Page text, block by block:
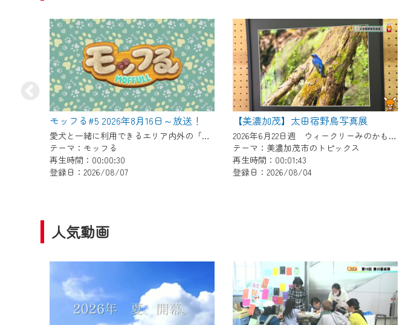
モッフる#5 2026年8月16日～放送！
愛犬と一緒に利用できるエリア内外の「ドッグラン」や「ドッグカフェ」、猫にふれあうことのできる「猫カフェ」などペットと楽しめる施設情報をお届けします。 【放送日時】 （月・水）19:00～ （火・木）6:30～ （土）18:00～ （日）9:00～
テーマ：モッフる
再生時間：00:00:30
登録日：2026/08/07
【美濃加茂】太田宿野鳥写真展
2026年6月22日週 ウィークリーみのかもにて放送
テーマ：美濃加茂市のトピックス
再生時間：00:01:43
登録日：2026/08/04
人気動画
ご不便をおかけいたしますが、ご了承の程よろしくお願いい